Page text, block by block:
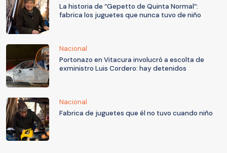
La historia de “Gepetto de Quinta Normal”:
fabrica los juguetes que nunca tuvo de niño
Nacional
Portonazo en Vitacura involucró a escolta de
exministro Luis Cordero: hay detenidos
Nacional
Fabrica de juguetes que él no tuvo cuando niño